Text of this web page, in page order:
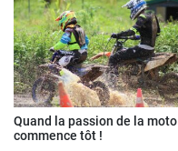
Quand la passion de la moto
commence tôt !